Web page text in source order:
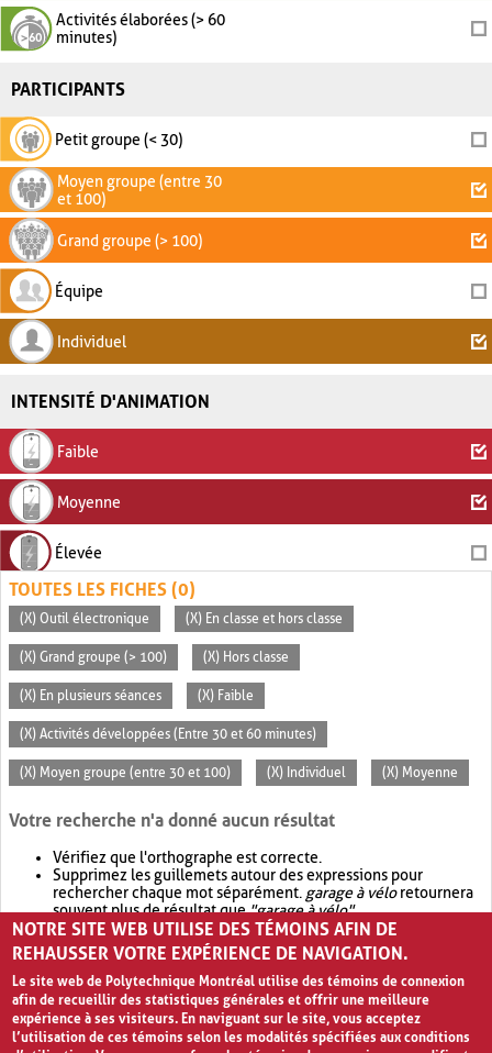
Activités élaborées (> 60
minutes)
PARTICIPANTS
Petit groupe (< 30)
Moyen groupe (entre 30
et 100)
Grand groupe (> 100)
Équipe
Individuel
INTENSITÉ D'ANIMATION
Faible
Moyenne
Élevée
TOUTES LES FICHES (0)
(X) Outil électronique (X) En classe et hors classe
(X) Grand groupe (> 100) (X) Hors classe
(X) En plusieurs séances (X) Faible
(X) Activités développées (Entre 30 et 60 minutes)
(X) Moyen groupe (entre 30 et 100) (X) Individuel (X) Moyenne
Votre recherche n'a donné aucun résultat
Vérifiez que l'orthographe est correcte.
Supprimez les guillemets autour des expressions pour
rechercher chaque mot séparément. garage à véloretournera
souvent plus de résultat que"garage à vélo".
Envisagez d'élargir votre recherche avec OR.garage OR vélo
retournera souvent plus de résultat quegarage à vélo
NOTRE SITE WEB UTILISE DES TÉMOINS AFIN DE
REHAUSSER VOTRE EXPÉRIENCE DE NAVIGATION.
Le site web de Polytechnique Montréal utilise des témoins de connexion
afin de recueillir des statistiques générales et offrir une meilleure
expérience à ses visiteurs. En naviguant sur le site, vous acceptez
l’utilisation de ces témoins selon les modalités spécifiées aux conditions